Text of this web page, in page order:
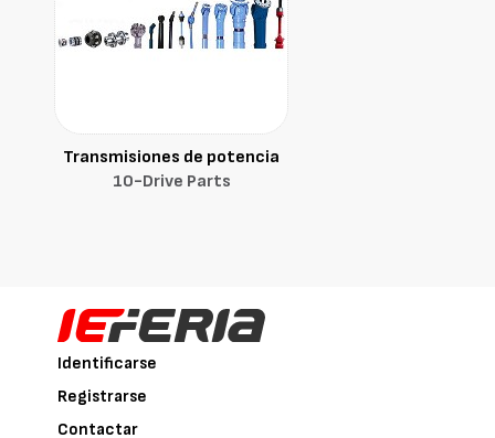
Transmisiones de potencia
10-Drive Parts
Identificarse
Registrarse
Contactar